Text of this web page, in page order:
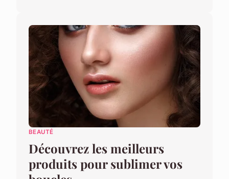
BEAUTÉ
Découvrez les meilleurs
produits pour sublimer vos